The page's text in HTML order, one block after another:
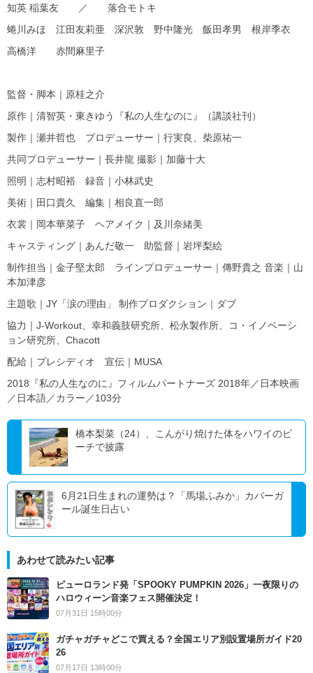
知英 稲葉友 ／ 落合モトキ
蜷川みほ 江田友莉亜 深沢敦 野中隆光 飯田孝男 根岸季衣
高橋洋 赤間麻里子
監督・脚本｜原桂之介
原作｜清智英・東きゆう『私の人生なのに』（講談社刊）
製作｜瀬井哲也 プロデューサー｜行実良、柴原祐一
共同プロデューサー｜長井龍 撮影｜加藤十大
照明｜志村昭裕 録音｜小林武史
美術｜田口貴久 編集｜相良直一郎
衣裳｜岡本華菜子 ヘアメイク｜及川奈緒美
キャスティング｜あんだ敬一 助監督｜岩坪梨絵
制作担当｜金子堅太郎 ラインプロデューサー｜傳野貴之 音楽｜山
本加津彦
主題歌｜JY「涙の理由」 制作プロダクション｜ダブ
協力｜J-Workout、幸和義肢研究所、松永製作所、コ・イノベーシ
ョン研究所、Chacott
配給｜プレシディオ 宣伝｜MUSA
2018『私の人生なのに』フィルムパートナーズ 2018年／日本映画
／日本語／カラー／103分
橋本梨菜（24）、こんがり焼けた体をハワイのビ
ーチで披露
6月21日生まれの運勢は？「馬場ふみか」カバーガ
ール誕生日占い
あわせて読みたい記事
ピューロランド発「SPOOKY PUMPKIN 2026」一夜限りの
ハロウィーン音楽フェス開催決定！
07月31日 15時00分
ガチャガチャどこで買える？全国エリア別設置場所ガイド20
26
07月17日 13時00分